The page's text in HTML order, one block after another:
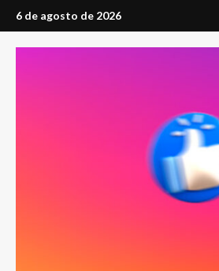
Saltar
al
contenido
6 de agosto de 2026